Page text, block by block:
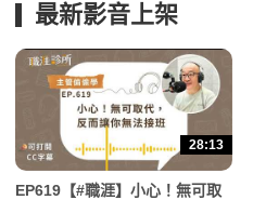
最新影音上架
28:13
EP619【#職涯】小心！無可取